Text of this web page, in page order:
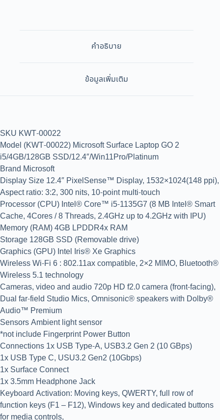
คำอธิบาย
ข้อมูลเพิ่มเติม
SKU KWT-00022
Model (KWT-00022) Microsoft Surface Laptop GO 2
i5/4GB/128GB SSD/12.4″/Win11Pro/Platinum
Brand Microsoft
Display Size 12.4″ PixelSense™ Display, 1532×1024(148 ppi),
Aspect ratio: 3:2, 300 nits, 10-point multi-touch
Processor (CPU) Intel® Core™ i5-1135G7 (8 MB Intel® Smart
Cache, 4Cores / 8 Threads, 2.4GHz up to 4.2GHz with IPU)
Memory (RAM) 4GB LPDDR4x RAM
Storage 128GB SSD (Removable drive)
Graphics (GPU) Intel Iris® Xe Graphics
Wireless Wi-Fi 6 : 802.11ax compatible, 2×2 MIMO, Bluetooth®
Wireless 5.1 technology
Cameras, video and audio 720p HD f2.0 camera (front-facing),
Dual far-field Studio Mics, Omnisonic® speakers with Dolby®
Audio™ Premium
Sensors Ambient light sensor
*not include Fingerprint Power Button
Connections 1x USB Type-A, USB3.2 Gen 2 (10 GBps)
1x USB Type C, USU3.2 Gen2 (10Gbps)
1x Surface Connect
1x 3.5mm Headphone Jack
Keyboard Activation: Moving keys, QWERTY, full row of
function keys (F1 – F12), Windows key and dedicated buttons
for media controls,